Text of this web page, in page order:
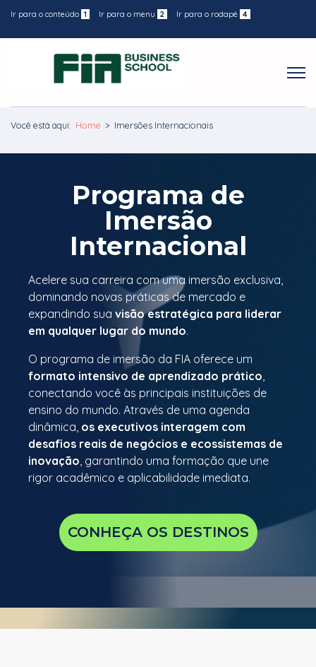
Ir para o conteúdo 1 Ir para o menu 2 Ir para o rodapé 4
Você está aqui: Home > Imersões Internacionais
Programa de
Imersão
Internacional
Acelere sua carreira com uma imersão exclusiva,
dominando novas práticas de mercado e
expandindo sua visão estratégica para liderar
em qualquer lugar do mundo.
O programa de imersão da FIA oferece um
formato intensivo de aprendizado prático,
conectando você às principais instituições de
ensino do mundo. Através de uma agenda
dinâmica, os executivos interagem com
desafios reais de negócios e ecossistemas de
inovação, garantindo uma formação que une
rigor acadêmico e aplicabilidade imediata.
CONHEÇA OS DESTINOS